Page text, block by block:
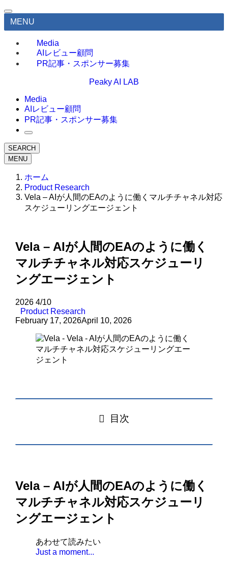
MENU
Media
AIレビュー顧問
PR記事・スポンサー募集
Peaky AI LAB
Media
AIレビュー顧問
PR記事・スポンサー募集
SEARCH
MENU
ホーム
Product Research
Vela – AIが人間のEAのように働くマルチチャネル対応
スケジューリングエージェント
Vela – AIが人間のEAのように働く
マルチチャネル対応スケジューリ
ングエージェント
2026 4/10
Product Research
February 17, 2026April 10, 2026
目次
Vela – AIが人間のEAのように働く
マルチチャネル対応スケジューリ
ングエージェント
あわせて読みたい
Just a moment...